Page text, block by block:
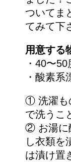
ついてま
てみて下
用意する
・40〜
・酸素系
① 洗濯も
で洗うこ
② お湯に
し衣類を
は漬け置